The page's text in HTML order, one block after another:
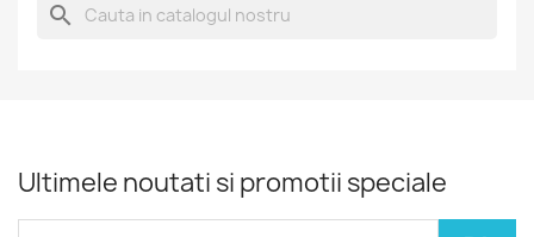
search
Ultimele noutati si promotii speciale